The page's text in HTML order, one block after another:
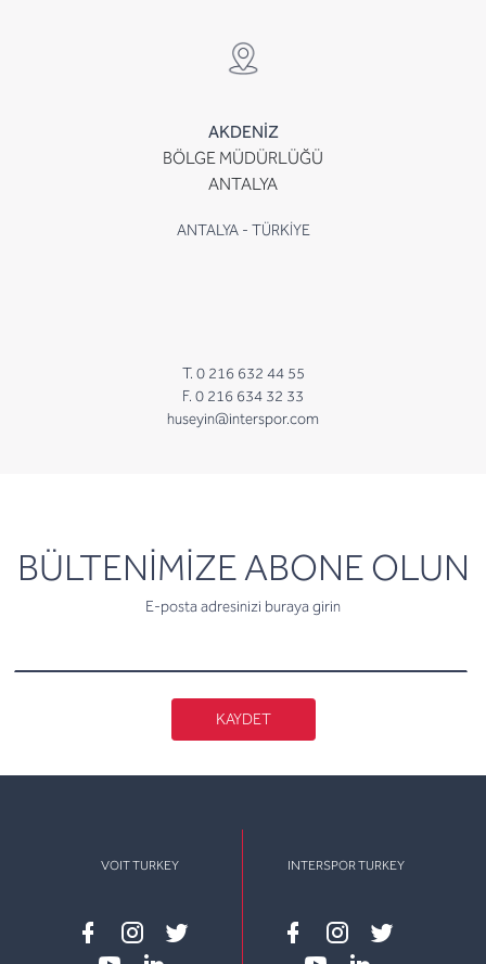
AKDENİZ
BÖLGE MÜDÜRLÜĞÜ
ANTALYA
ANTALYA - TÜRKİYE
T. 0 216 632 44 55
F. 0 216 634 32 33
huseyin@interspor.com
BÜLTENİMİZE ABONE OLUN
E-posta adresinizi buraya girin
newsletter
KAYDET
VOIT TURKEY INTERSPOR TURKEY